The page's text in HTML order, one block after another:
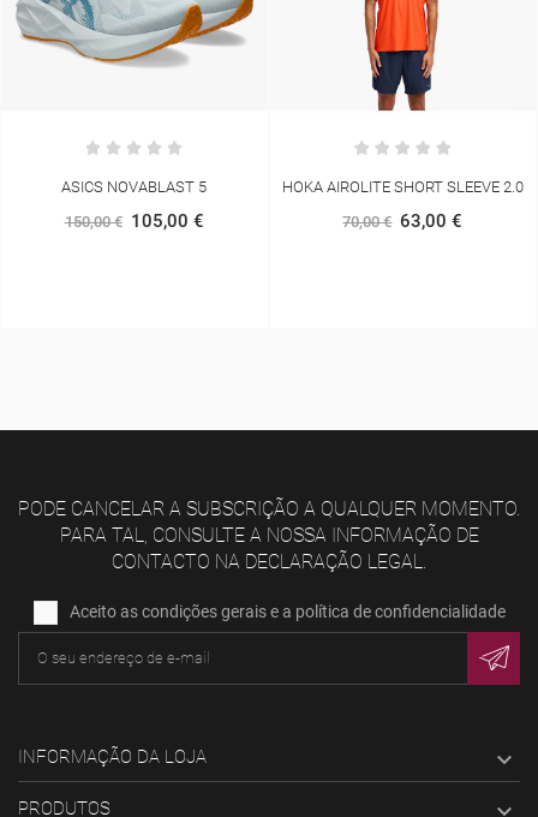
HOKA AIROLITE SHORT SLEEVE 2.0
70,00 € 63,00 €
ASICS GEL-CUMULUS 28 MULHER
160,00 € 152,00 €
PODE CANCELAR A SUBSCRIÇÃO A QUALQUER MOMENTO.
PARA TAL, CONSULTE A NOSSA INFORMAÇÃO DE
CONTACTO NA DECLARAÇÃO LEGAL.
Aceito as condições gerais e a política de confidencialidade
INFORMAÇÃO DA LOJA 
PRODUTOS